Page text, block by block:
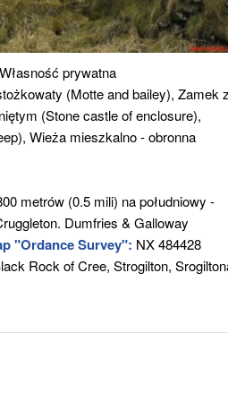
prywatna
(Motte and bailey), Zamek
(Stone castle of enclosure),
Wieża mieszkalno - obronna
metrów (0.5 mili) na południowy -
Dumfries & Galloway
"Ordance Survey": NX 484428
Rock of Cree, Strogilton,